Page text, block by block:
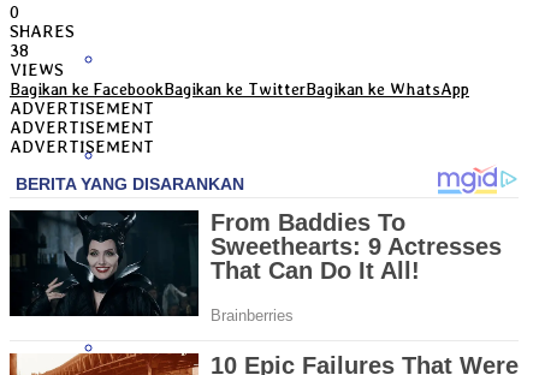
Jambi
Jawa Barat
0
SHARES
38
VIEWS
Bagikan ke FacebookBagikan ke TwitterBagikan ke WhatsApp
ADVERTISEMENT
ADVERTISEMENT
ADVERTISEMENT